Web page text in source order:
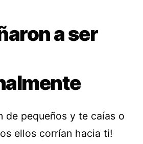
a ser
de pequeños y te caías o
ellos corrían hacia ti!